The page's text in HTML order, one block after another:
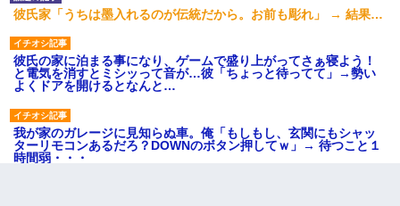
彼氏家「うちは墨入れるのが伝統だから。お前も彫れ」 → 結果…
彼氏の家に泊まる事になり、ゲームで盛り上がってさぁ寝よう！
と電気を消すとミシッって音が…彼「ちょっと待ってて」→勢い
よくドアを開けるとなんと…
我が家のガレージに見知らぬ車。俺「もしもし、玄関にもシャッ
ターリモコンあるだろ？DOWNのボタン押してｗ」→ 待つこと１
時間弱・・・